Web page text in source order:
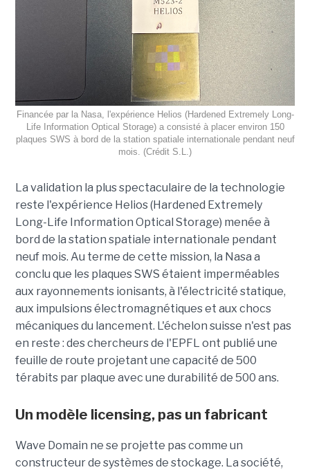
Financée par la Nasa, l'expérience Helios (Hardened Extremely Long-
Life Information Optical Storage) a consisté à placer environ 150
plaques SWS à bord de la station spatiale internationale pendant neuf
mois. (Crédit S.L.)
La validation la plus spectaculaire de la technologie
reste l'expérience Helios (Hardened Extremely
Long-Life Information Optical Storage) menée à
bord de la station spatiale internationale pendant
neuf mois. Au terme de cette mission, la Nasa a
conclu que les plaques SWS étaient imperméables
aux rayonnements ionisants, à l'électricité statique,
aux impulsions électromagnétiques et aux chocs
mécaniques du lancement. L'échelon suisse n'est pas
en reste : des chercheurs de l'EPFL ont publié une
feuille de route projetant une capacité de 500
térabits par plaque avec une durabilité de 500 ans.
Un modèle licensing, pas un fabricant
Wave Domain ne se projette pas comme un
constructeur de systèmes de stockage. La société,